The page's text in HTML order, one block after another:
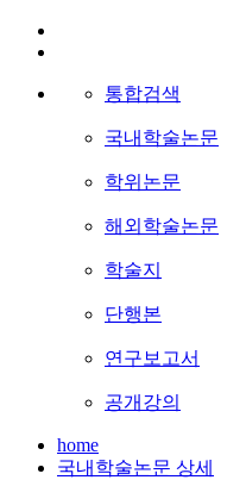
통합검색
국내학술논문
학위논문
해외학술논문
학술지
단행본
연구보고서
공개강의
home
국내학술논문 상세